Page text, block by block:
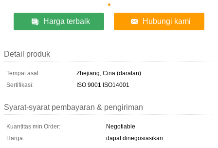
Harga terbaik Hubungi kami
Detail produk
Tempat asal:
Zhejiang, Cina (daratan)
Sertifikasi:
ISO 9001 ISO14001
Syarat-syarat pembayaran & pengiriman
Kuantitas min Order:
Negotiable
Harga:
dapat dinegosiasikan